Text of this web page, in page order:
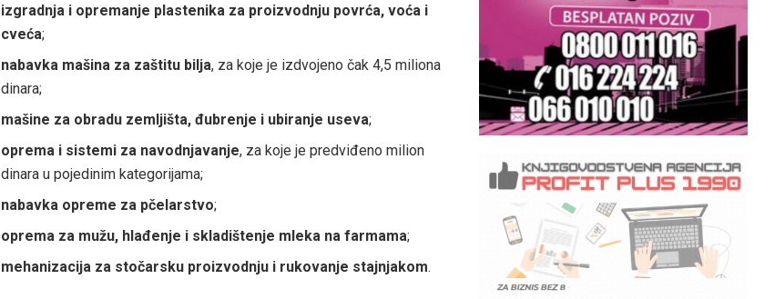
izgradnja i opremanje plastenika za proizvodnju povrća, voća i
cveća;
nabavka mašina za zaštitu bilja, za koje je izdvojeno čak 4,5 miliona
dinara;
mašine za obradu zemljišta, đubrenje i ubiranje useva;
oprema i sistemi za navodnjavanje, za koje je predviđeno milion
dinara u pojedinim kategorijama;
nabavka opreme za pčelarstvo;
oprema za mužu, hlađenje i skladištenje mleka na farmama;
mehanizacija za stočarsku proizvodnju i rukovanje stajnjakom.